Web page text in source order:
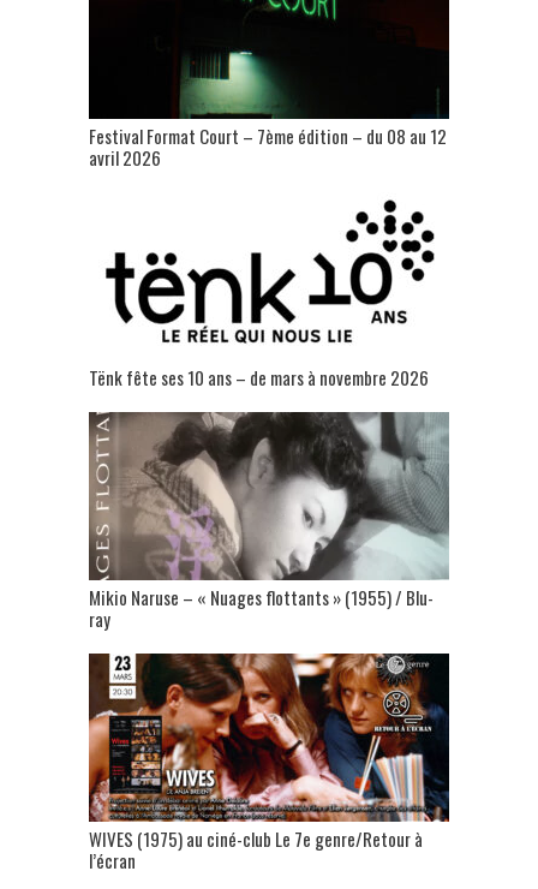
Festival Format Court – 7ème édition – du 08 au 12
avril 2026
Tënk fête ses 10 ans – de mars à novembre 2026
Mikio Naruse – « Nuages flottants » (1955) / Blu-
ray
WIVES (1975) au ciné-club Le 7e genre/Retour à
l’écran